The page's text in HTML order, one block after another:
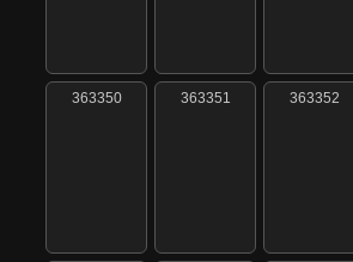
363350 363351 363352